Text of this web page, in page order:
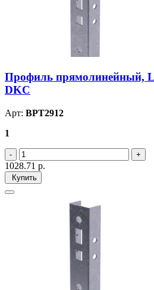
Профиль прямолинейный,
DKC
Арт: BPT2912
1
1028.71 р.
Купить